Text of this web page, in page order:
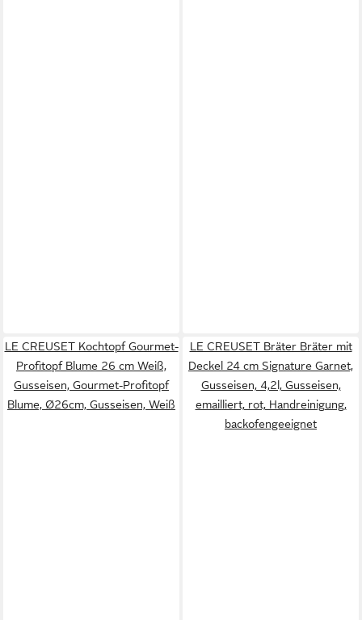
LE CREUSET Kochtopf Gourmet-
Profitopf Blume 26 cm Weiß,
Gusseisen, Gourmet-Profitopf
Blume, Ø26cm, Gusseisen, Weiß
LE CREUSET Bräter Bräter mit
Deckel 24 cm Signature Garnet,
Gusseisen, 4,2l, Gusseisen,
emailliert, rot, Handreinigung,
backofengeeignet